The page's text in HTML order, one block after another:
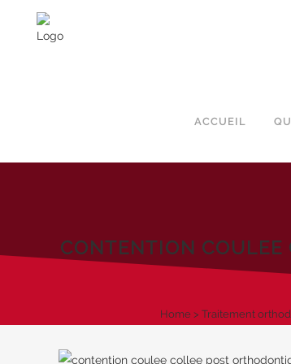
ACCUEIL
CONTENTION
Home > Traitement